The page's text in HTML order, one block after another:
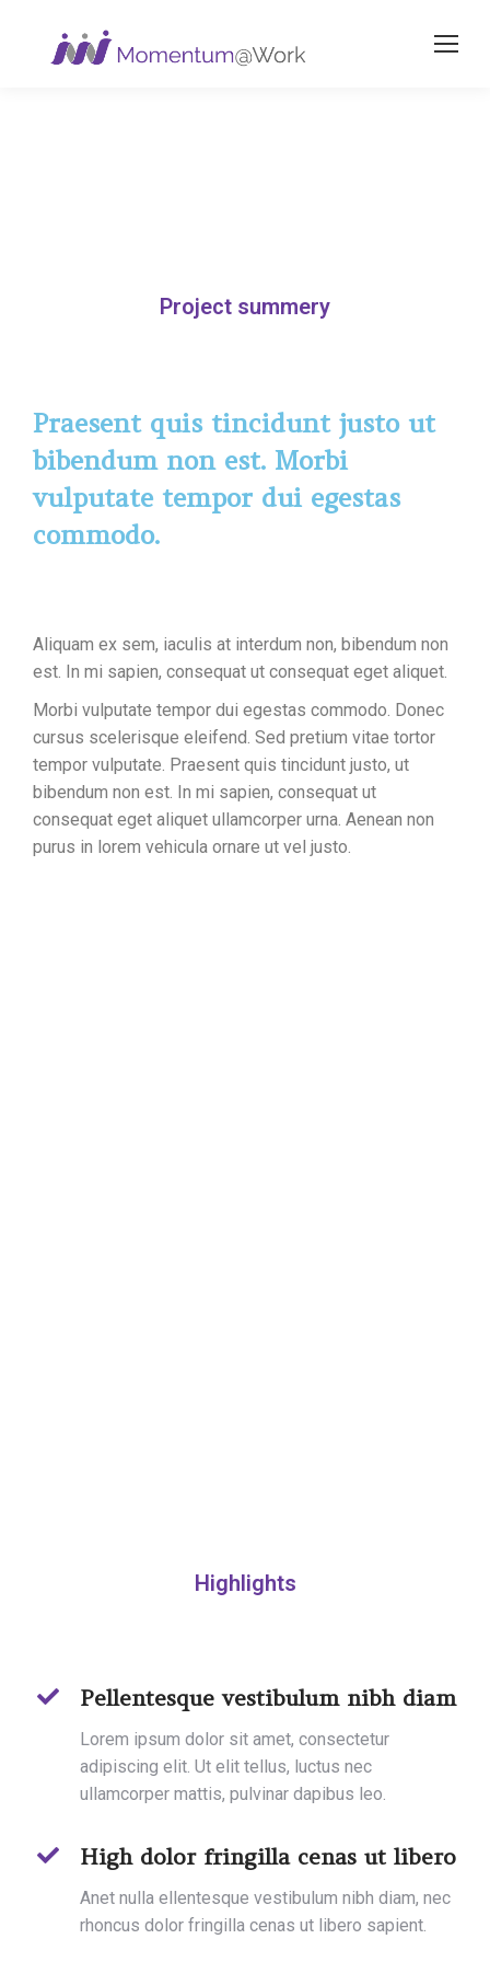
Project summery
Praesent quis tincidunt justo ut
bibendum non est. Morbi
vulputate tempor dui egestas
commodo.
Aliquam ex sem, iaculis at interdum non, bibendum non
est. In mi sapien, consequat ut consequat eget aliquet.
Morbi vulputate tempor dui egestas commodo. Donec
cursus scelerisque eleifend. Sed pretium vitae tortor
tempor vulputate. Praesent quis tincidunt justo, ut
bibendum non est. In mi sapien, consequat ut
consequat eget aliquet ullamcorper urna. Aenean non
purus in lorem vehicula ornare ut vel justo.
Highlights
Pellentesque vestibulum nibh diam
Lorem ipsum dolor sit amet, consectetur
adipiscing elit. Ut elit tellus, luctus nec
ullamcorper mattis, pulvinar dapibus leo.
High dolor fringilla cenas ut libero
Anet nulla ellentesque vestibulum nibh diam, nec
rhoncus dolor fringilla cenas ut libero sapient.